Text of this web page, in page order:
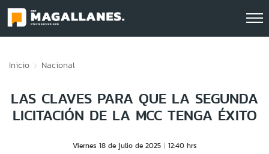
Inicio Nacional
LAS CLAVES PARA QUE LA SEGUNDA
LICITACIÓN DE LA MCC TENGA ÉXITO
Viernes 18 de julio de 2025 12:40 hrs